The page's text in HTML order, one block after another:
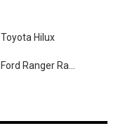
Toyota Hilux
Ford Ranger Raptor